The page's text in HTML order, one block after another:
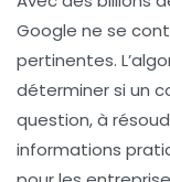
Google ne se
pertinentes.
déterminer si un
question, à
informations